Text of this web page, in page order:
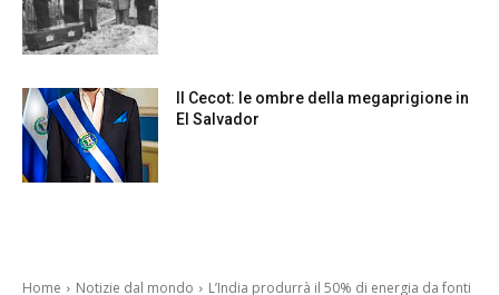
Il Cecot: le ombre della megaprigione in
El Salvador